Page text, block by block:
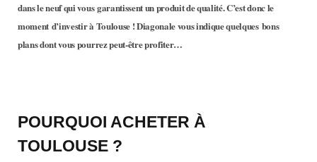
dans le neuf qui vous garantissent un produit de qualité. C’est donc le
moment d’investir à Toulouse ! Diagonale vous indique quelques bons
plans dont vous pourrez peut-être profiter…
POURQUOI ACHETER À
TOULOUSE ?